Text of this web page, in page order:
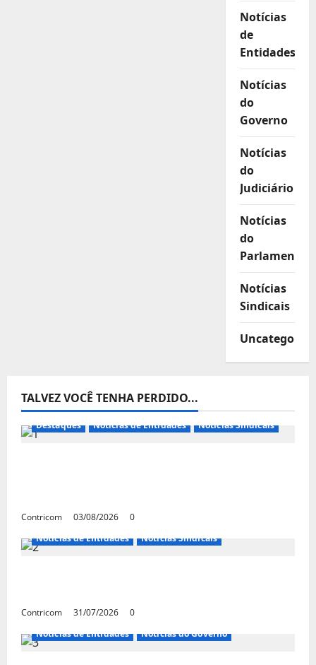
Notícias
de
Entidades
Notícias
do
Governo
Notícias
do
Judiciário
Notícias
do
Parlamento
Notícias
Sindicais
TALVEZ VOCÊ TENHA PERDIDO...
Destaques Notícias de Entidades Notícias Sindicais
Contricom 03/08/2026
0
Notícias de Entidades
Notícias Sindicais
Contricom 31/07/2026
0
Notícias de Entidades
Notícias do Governo